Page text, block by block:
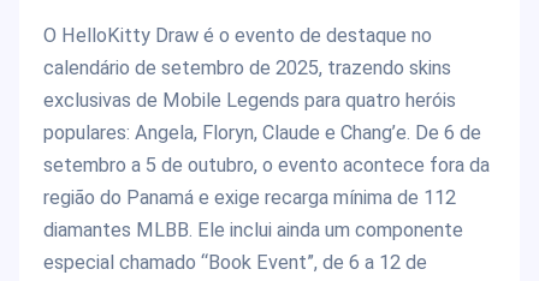
O HelloKitty Draw é o evento de destaque no
calendário de setembro de 2025, trazendo skins
exclusivas de Mobile Legends para quatro heróis
populares: Angela, Floryn, Claude e Chang’e. De 6 de
setembro a 5 de outubro, o evento acontece fora da
região do Panamá e exige recarga mínima de 112
diamantes MLBB. Ele inclui ainda um componente
especial chamado “Book Event”, de 6 a 12 de